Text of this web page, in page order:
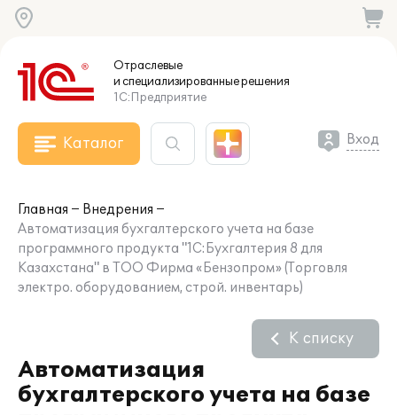
Отраслевые
и специализированныерешения
1С:Предприятие
Каталог Вход
Главная
Внедрения
Автоматизация бухгалтерского учета на базе
программного продукта "1С:Бухгалтерия 8 для
Казахстана" в ТОО Фирма «Бензопром» (Торговля
электро. оборудованием, строй. инвентарь)
Автоматизация
бухгалтерского учета на базе
К списку